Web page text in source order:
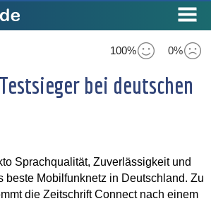
100% 0%
bei deutschen
Sprachqualität, Zuverlässigkeit und
beste Mobilfunknetz in Deutschland. Zu
die Zeitschrift Connect nach einem